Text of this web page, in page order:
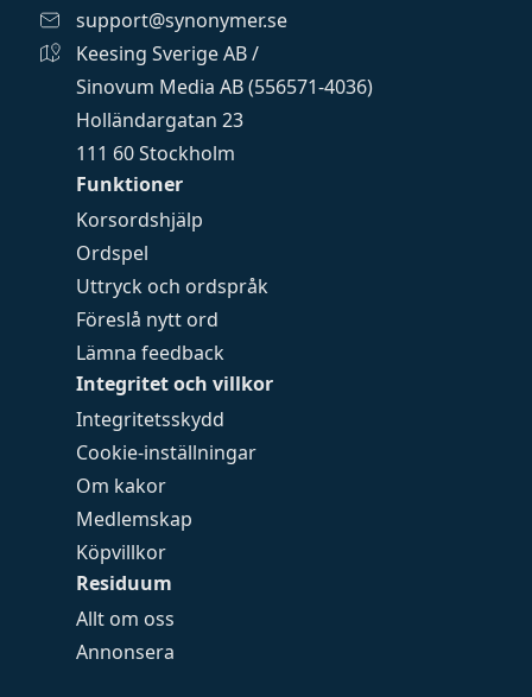
Funktioner
Korsordshjälp
Ordspel
Uttryck och ordspråk
Föreslå nytt ord
Lämna feedback
Integritet och villkor
Integritetsskydd
Cookie-inställningar
Om kakor
Medlemskap
Köpvillkor
Residuum
Allt om oss
Annonsera
support@synonymer.se
Keesing Sverige AB /
Sinovum Media AB (556571-4036)
Holländargatan 23
111 60 Stockholm